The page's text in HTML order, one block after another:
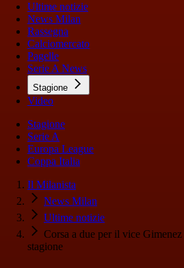
Ultime notizie
News Milan
Rassegna
Calciomercato
Pagelle
Serie A News
Stagione
Video
Stagione
Serie A
Europa League
Coppa Italia
Il Milanista
News Milan
Ultime notizie
Corsa a due per il vice
stagione